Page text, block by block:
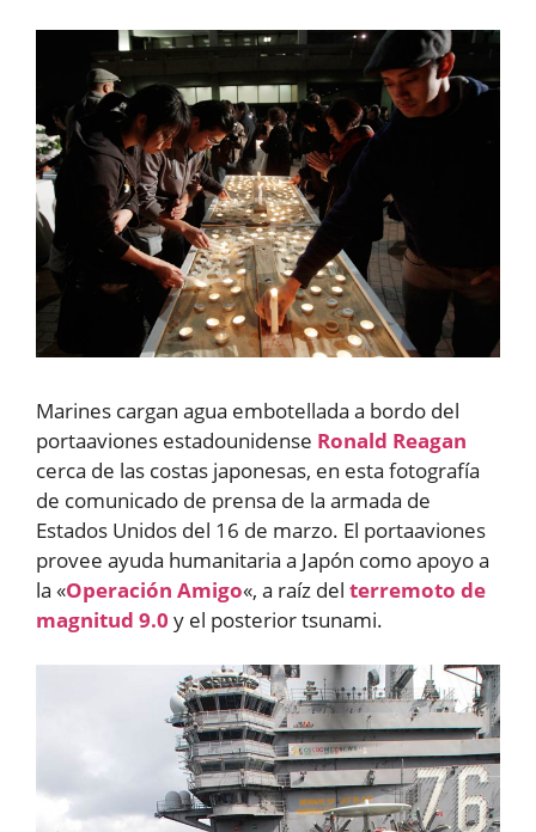
Marines cargan agua embotellada a bordo del
portaaviones estadounidense Ronald Reagan
cerca de las costas japonesas, en esta fotografía
de comunicado de prensa de la armada de
Estados Unidos del 16 de marzo. El portaaviones
provee ayuda humanitaria a Japón como apoyo a
la «Operación Amigo«, a raíz del terremoto de
magnitud 9.0 y el posterior tsunami.